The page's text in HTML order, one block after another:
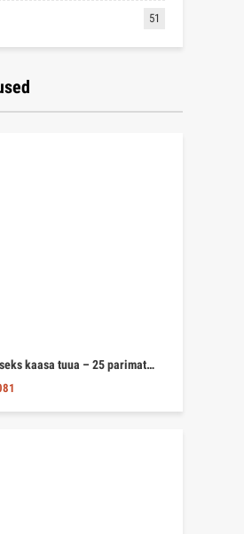
51
kaasa tuua – 25 parimat…